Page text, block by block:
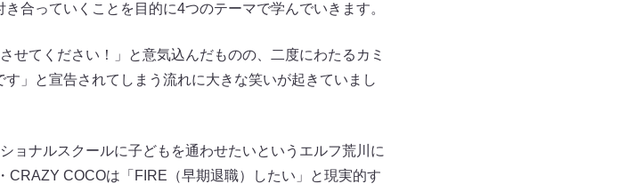
合っていくことを目的に4つのテーマで学んでいきます。
せてください！」と意気込んだものの、二度にわたるカミ
」と宣告されてしまう流れに大きな笑いが起きていまし
ョナルスクールに子どもを通わせたいというエルフ荒川に
COCOは「FIRE（早期退職）したい」と現実的す